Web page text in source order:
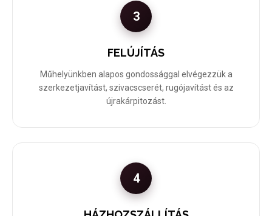
3
FELÚJÍTÁS
Műhelyünkben alapos gondossággal elvégezzük a
szerkezetjavítást, szivacscserét, rugójavítást és az
újrakárpitozást.
4